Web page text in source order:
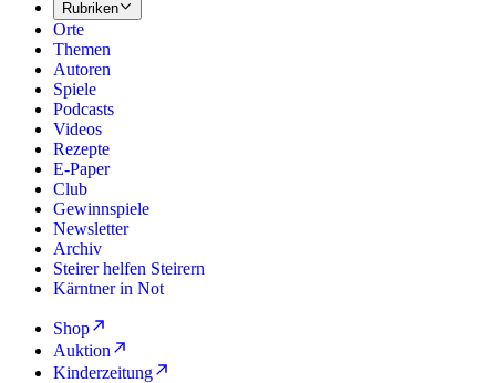
Rubriken
Orte
Themen
Autoren
Spiele
Podcasts
Videos
Rezepte
E-Paper
Club
Gewinnspiele
Newsletter
Archiv
Steirer helfen Steirern
Kärntner in Not
Shop
Auktion
Kinderzeitung